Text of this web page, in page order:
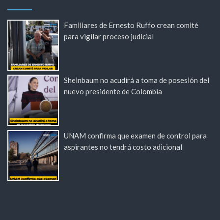
Familiares de Ernesto Ruffo crean comité
para vigilar proceso judicial
Sheinbaum no acudirá a toma de posesión del
nuevo presidente de Colombia
UNAM confirma que examen de control para
aspirantes no tendrá costo adicional